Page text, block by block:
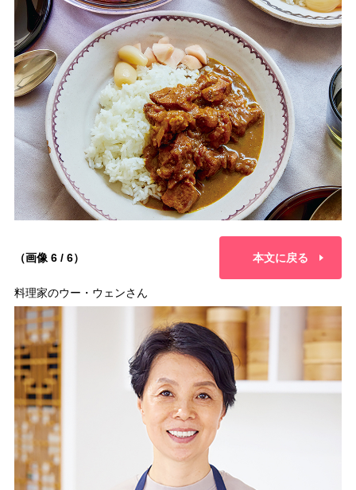
（画像 6 / 6） 本文に戻る
料理家のウー・ウェンさん